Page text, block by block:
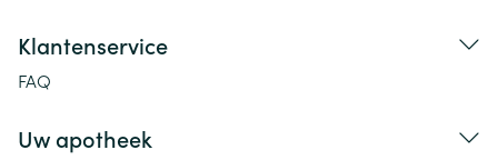
Klantenservice
FAQ
Uw apotheek